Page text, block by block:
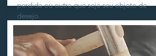
perdida ou outra que seja seu objeto de
desejo.